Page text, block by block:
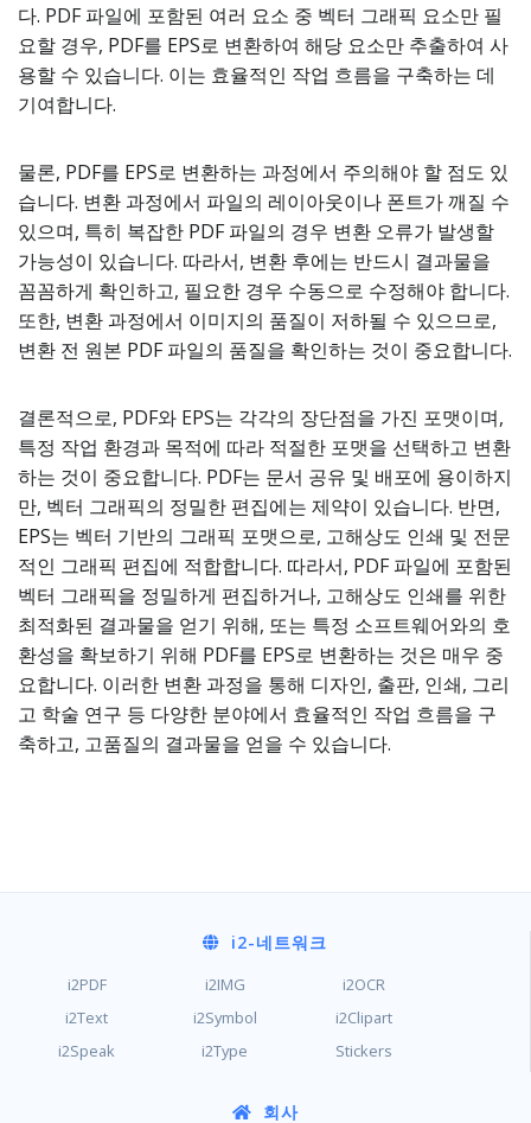
다. PDF 파일에 포함된 여러 요소 중 벡터 그래픽 요소만 필
요할 경우, PDF를 EPS로 변환하여 해당 요소만 추출하여 사
용할 수 있습니다. 이는 효율적인 작업 흐름을 구축하는 데
기여합니다.
물론, PDF를 EPS로 변환하는 과정에서 주의해야 할 점도 있
습니다. 변환 과정에서 파일의 레이아웃이나 폰트가 깨질 수
있으며, 특히 복잡한 PDF 파일의 경우 변환 오류가 발생할
가능성이 있습니다. 따라서, 변환 후에는 반드시 결과물을
꼼꼼하게 확인하고, 필요한 경우 수동으로 수정해야 합니다.
또한, 변환 과정에서 이미지의 품질이 저하될 수 있으므로,
변환 전 원본 PDF 파일의 품질을 확인하는 것이 중요합니다.
결론적으로, PDF와 EPS는 각각의 장단점을 가진 포맷이며,
특정 작업 환경과 목적에 따라 적절한 포맷을 선택하고 변환
하는 것이 중요합니다. PDF는 문서 공유 및 배포에 용이하지
만, 벡터 그래픽의 정밀한 편집에는 제약이 있습니다. 반면,
EPS는 벡터 기반의 그래픽 포맷으로, 고해상도 인쇄 및 전문
적인 그래픽 편집에 적합합니다. 따라서, PDF 파일에 포함된
벡터 그래픽을 정밀하게 편집하거나, 고해상도 인쇄를 위한
최적화된 결과물을 얻기 위해, 또는 특정 소프트웨어와의 호
환성을 확보하기 위해 PDF를 EPS로 변환하는 것은 매우 중
요합니다. 이러한 변환 과정을 통해 디자인, 출판, 인쇄, 그리
고 학술 연구 등 다양한 분야에서 효율적인 작업 흐름을 구
축하고, 고품질의 결과물을 얻을 수 있습니다.
i2-네트워크
i2PDF i2IMG
i2OCR
i2Text
i2Symbol
i2Clipart
i2Speak
i2Type Stickers
회사